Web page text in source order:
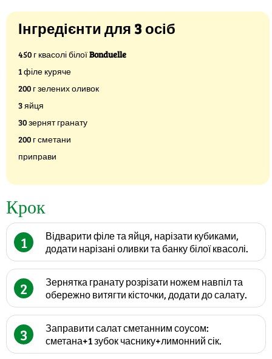
Інгредієнти для 3 осіб
450 г квасолі білоїBonduelle
1 філе куряче
200 г зелених оливок
3 яйця
30 зернят гранату
200 г сметани
приправи
Крок
1
Відварити філе та яйця, нарізати кубиками,
додати нарізані оливки та банку білої квасолі.
2
Зернятка гранату розрізати ножем навпіл та
обережно витягти кісточки, додати до салату.
3
Заправити салат сметанним соусом:
сметана+1 зубок часнику+лимонний сік.